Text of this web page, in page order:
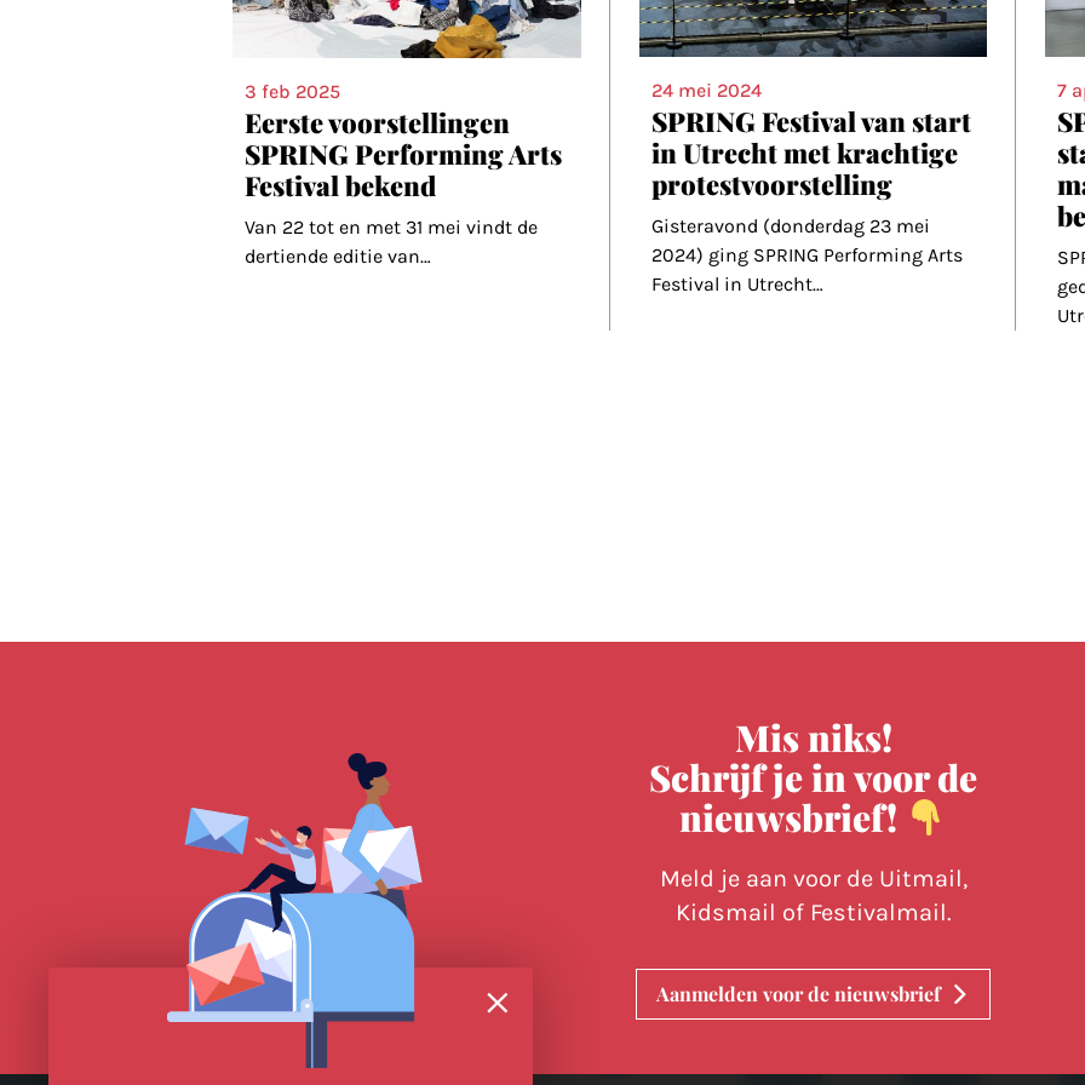
3 feb 2025
Eerste voorstellingen
SPRING Performing Arts
Festival bekend
Van 22 tot en met 31 mei vindt de
dertiende editie van…
24 mei 2024
SPRING Festival van start
in Utrecht met krachtige
protestvoorstelling
Gisteravond (donderdag 23 mei
2024) ging SPRING Performing Arts
Festival in Utrecht…
7
Mis niks!
Schrijf je in voor de
nieuwsbrief!
Meld je aan voor de Uitmail,
Kidsmail of Festivalmail.
Aanmelden voor de nieuwsbrief